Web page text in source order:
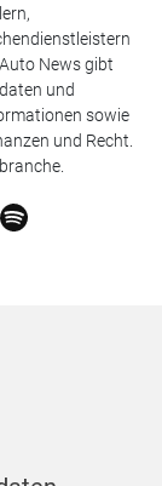
News gibt
und
sowie
und Recht.